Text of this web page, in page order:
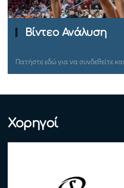
Ομιλίες Σεμιναρίων
Πατήστε εδώ για να συνδεθείτε
Χορηγοί